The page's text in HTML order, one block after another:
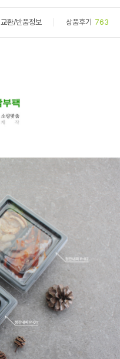
교환/반품정보 상품후기 763